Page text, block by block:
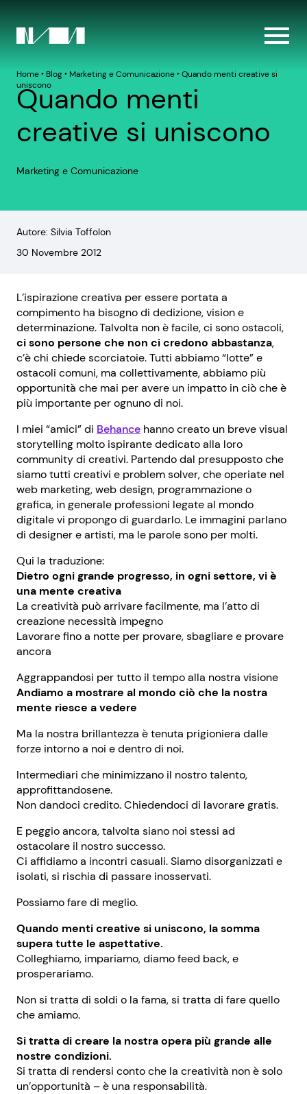
Home‣ Blog‣ Marketing e Comunicazione‣Quando menti creative si
uniscono
Quando menti
creative si uniscono
Marketing e Comunicazione
Autore: Silvia Toffolon
30 Novembre 2012
L’ispirazione creativa per essere portata a
compimento ha bisogno di dedizione, vision e
determinazione. Talvolta non è facile, ci sono ostacoli,
ci sono persone che non ci credono abbastanza,
c’è chi chiede scorciatoie. Tutti abbiamo “lotte” e
ostacoli comuni, ma collettivamente, abbiamo più
opportunità che mai per avere un impatto in ciò che è
più importante per ognuno di noi.
I miei “amici” di Behance hanno creato un breve visual
storytelling molto ispirante dedicato alla loro
community di creativi. Partendo dal presupposto che
siamo tutti creativi e problem solver, che operiate nel
web marketing, web design, programmazione o
grafica, in generale professioni legate al mondo
digitale vi propongo di guardarlo. Le immagini parlano
di designer e artisti, ma le parole sono per molti.
Qui la traduzione:
Dietro ogni grande progresso, in ogni settore, vi è
una mente creativa
La creatività può arrivare facilmente, ma l’atto di
creazione necessità impegno
Lavorare fino a notte per provare, sbagliare e provare
ancora
Aggrappandosi per tutto il tempo alla nostra visione
Andiamo a mostrare al mondo ciò che la nostra
mente riesce a vedere
Ma la nostra brillantezza è tenuta prigioniera dalle
forze intorno a noi e dentro di noi.
Intermediari che minimizzano il nostro talento,
approfittandosene.
Non dandoci credito. Chiedendoci di lavorare gratis.
E peggio ancora, talvolta siano noi stessi ad
ostacolare il nostro successo.
Ci affidiamo a incontri casuali. Siamo disorganizzati e
isolati, si rischia di passare inosservati.
Possiamo fare di meglio.
Quando menti creative si uniscono, la somma
supera tutte le aspettative.
Colleghiamo, impariamo, diamo feed back, e
prosperariamo.
Non si tratta di soldi o la fama, si tratta di fare quello
che amiamo.
Si tratta di creare la nostra opera più grande alle
nostre condizioni.
Si tratta di rendersi conto che la creatività non è solo
un’opportunità – è una responsabilità.